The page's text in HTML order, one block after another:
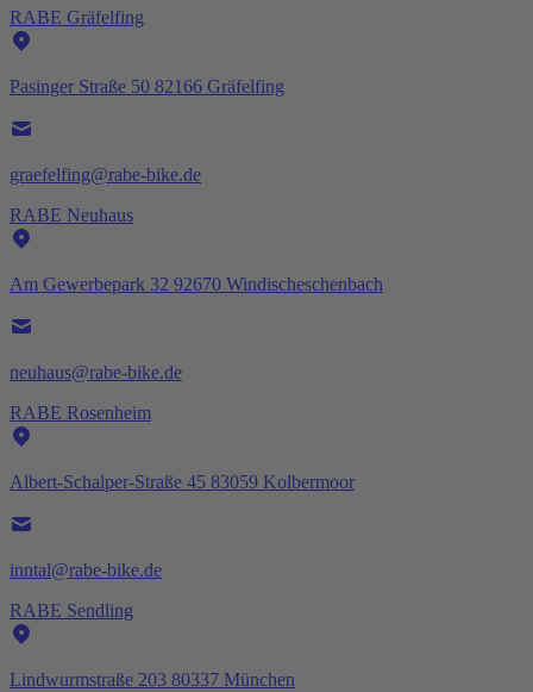
RABE Gräfelfing
Pasinger Straße 50 82166 Gräfelfing
graefelfing@rabe-bike.de
RABE Neuhaus
Am Gewerbepark 32 92670 Windischeschenbach
neuhaus@rabe-bike.de
RABE Rosenheim
Albert-Schalper-Straße 45 83059 Kolbermoor
inntal@rabe-bike.de
RABE Sendling
Lindwurmstraße 203 80337 München